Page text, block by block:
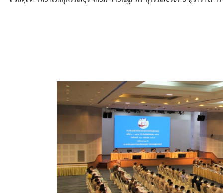
ประกาศจัดซื้อ-จัดจ้าง
ประกาศจัดซื้อ-จัดจ้างภาครัฐ
รายงานผู้ใช้บริการกล้อง CCTV
ข้อมูลการเลือกตั้ง